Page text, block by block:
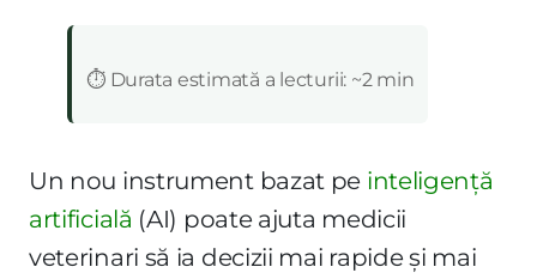
⏱️ Durata estimată a lecturii: ~2 min
Un nou instrument bazat pe inteligență
artificială (AI) poate ajuta medicii
veterinari să ia decizii mai rapide și mai